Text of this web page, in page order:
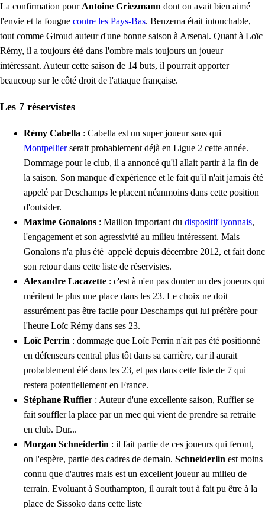
La confirmation pour Antoine Griezmann dont on avait bien aimé
l'envie et la fougue contre les Pays-Bas. Benzema était intouchable,
tout comme Giroud auteur d'une bonne saison à Arsenal. Quant à Loïc
Rémy, il a toujours été dans l'ombre mais toujours un joueur
intéressant. Auteur cette saison de 14 buts, il pourrait apporter
beaucoup sur le côté droit de l'attaque française.
Les 7 réservistes
Rémy Cabella : Cabella est un super joueur sans qui
Montpellierserait probablement déjà en Ligue 2 cette année.
Dommage pour le club, il a annoncé qu'il allait partir à la fin de
la saison. Son manque d'expérience et le fait qu'il n'ait jamais été
appelé par Deschamps le placent néanmoins dans cette position
d'outsider.
Maxime Gonalons : Maillon important du dispositif lyonnais,
l'engagement et son agressivité au milieu intéressent. Mais
Gonalons n'a plus été appelé depuis décembre 2012, et fait donc
son retour dans cette liste de réservistes.
Alexandre Lacazette : c'est à n'en pas douter un des joueurs qui
méritent le plus une place dans les 23. Le choix ne doit
assurément pas être facile pour Deschamps qui lui préfère pour
l'heure Loïc Rémy dans ses 23.
Loïc Perrin : dommage que Loïc Perrin n'ait pas été positionné
en défenseurs central plus tôt dans sa carrière, car il aurait
probablement été dans les 23, et pas dans cette liste de 7 qui
restera potentiellement en France.
Stéphane Ruffier : Auteur d'une excellente saison, Ruffier se
fait souffler la place par un mec qui vient de prendre sa retraite
en club. Dur...
Morgan Schneiderlin : il fait partie de ces joueurs qui feront,
on l'espère, partie des cadres de demain. Schneiderlin est moins
connu que d'autres mais est un excellent joueur au milieu de
terrain. Evoluant à Southampton, il aurait tout à fait pu être à la
place de Sissoko dans cette liste